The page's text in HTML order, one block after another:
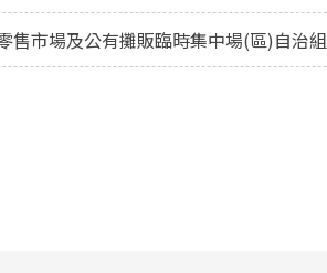
售市場及公有攤販臨時集中場(區)自治